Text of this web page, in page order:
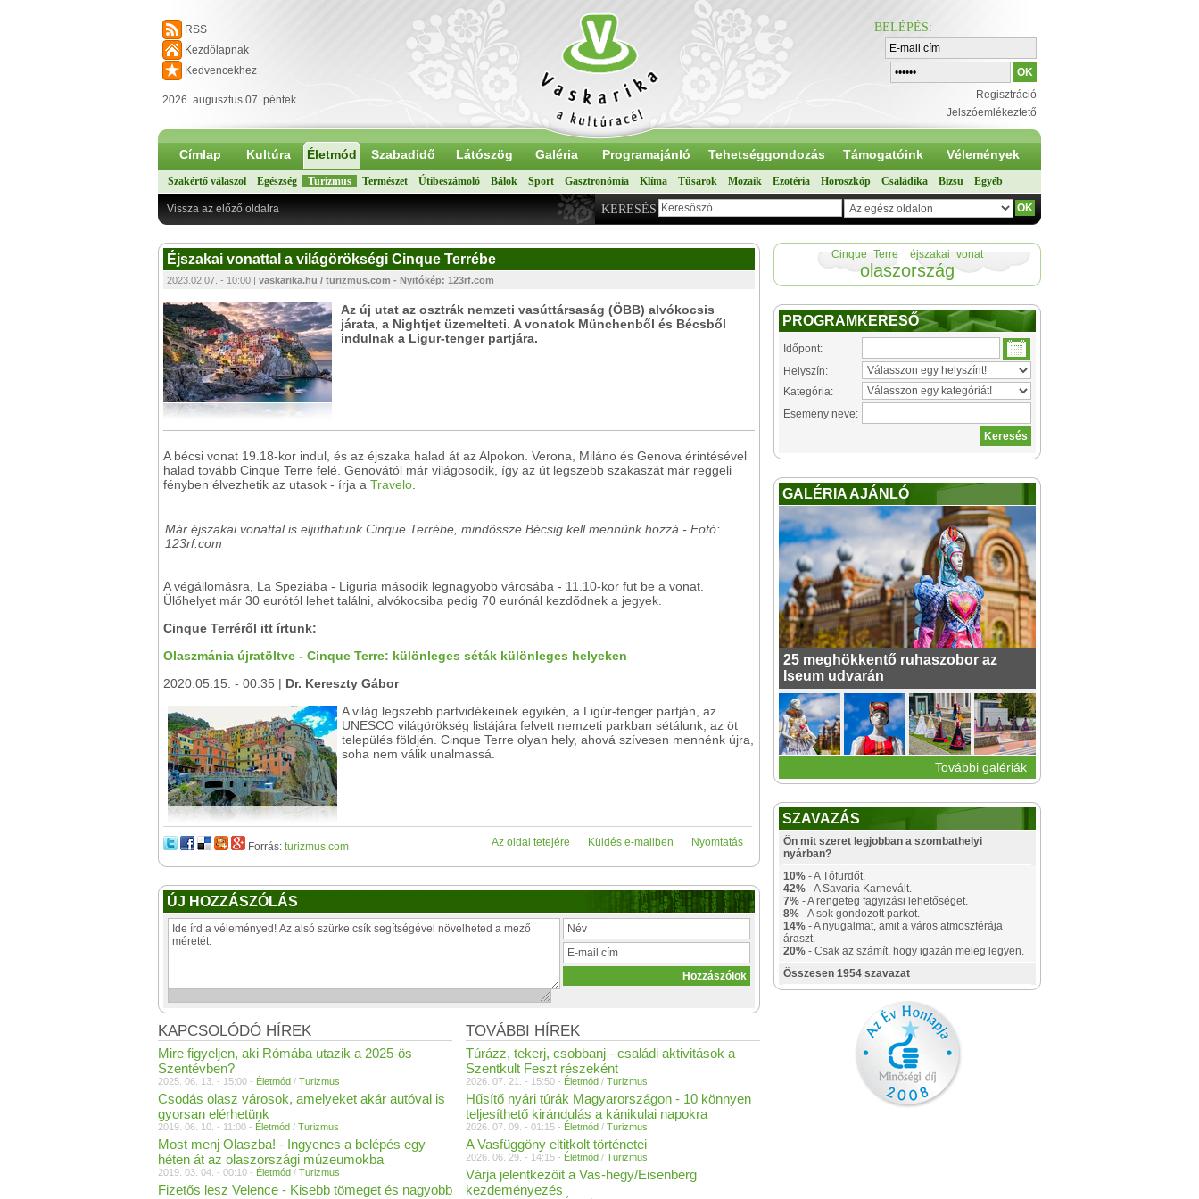
RSS
Kezdőlapnak
Kedvencekhez
2026. augusztus 07. péntek
BELÉPÉS:
Regisztráció
Jelszóemlékeztető
Címlap Kultúra Életmód Szabadidő Látószög Galéria Programajánló Tehetséggondozás Támogatóink Vélemények
Szakértő válaszol Egészség Turizmus Természet Útibeszámoló Bálok Sport Gasztronómia Klíma Tűsarok Mozaik Ezotéria Horoszkóp Családika Bizsu Egyéb
KERESÉS
Vissza az előző oldalra
Éjszakai vonattal a világörökségi Cinque Terrébe
2023.02.07. - 10:00 | vaskarika.hu / turizmus.com - Nyitókép: 123rf.com
Az új utat az osztrák nemzeti vasúttársaság (ÖBB) alvókocsis
járata, a Nightjet üzemelteti. A vonatok Münchenből és Bécsből
indulnak a Ligur-tenger partjára.
A bécsi vonat 19.18-kor indul, és az éjszaka halad át az Alpokon. Verona, Miláno és Genova érintésével
halad tovább Cinque Terre felé. Genovától már világosodik, így az út legszebb szakaszát már reggeli
fényben élvezhetik az utasok - írja a Travelo
Már éjszakai vonattal is eljuthatunk Cinque Terrébe, mindössze Bécsig kell mennünk hozzá - Fotó:
123rf.com
A végállomásra, La Speziába - Liguria második legnagyobb városába - 11.10-kor fut be a vonat.
Ülőhelyet már 30 eurótól lehet találni, alvókocsiba pedig 70 eurónál kezdődnek a jegyek.
Cinque Terréről itt írtunk:
Olaszmánia újratöltve - Cinque Terre: különleges séták különleges helyeken
2020.05.15. - 00:35 | Dr. Kereszty Gábor
A világ legszebb partvidékeinek egyikén, a Ligúr-tenger partján, az
UNESCO világörökség listájára felvett nemzeti parkban sétálunk, az öt
település földjén. Cinque Terre olyan hely, ahová szívesen mennénk újra,
soha nem válik unalmassá.
Nyomtatás
Küldés e-mailben
Az oldal tetejére
Forrás: turizmus.com
ÚJ HOZZÁSZÓLÁS
TOVÁBBI HÍREK
Túrázz, tekerj, csobbanj - családi aktivitások a
Szentkult Feszt részeként
2026. 07. 21. - 15:50 - Életmód / Turizmus
Hűsítő nyári túrák Magyarországon - 10 könnyen
teljesíthető kirándulás a kánikulai napokra
2026. 07. 09. - 01:15 - Életmód / Turizmus
A Vasfüggöny eltitkolt történetei
2026. 06. 29. - 14:15 - Életmód / Turizmus
Várja jelentkezőit a Vas-hegy/Eisenberg
kezdeményezés
KAPCSOLÓDÓ HÍREK
Mire figyeljen, aki Rómába utazik a 2025-ös
Szentévben?
2025. 06. 13. - 15:00 - Életmód / Turizmus
Csodás olasz városok, amelyeket akár autóval is
gyorsan elérhetünk
2019. 06. 10. - 11:00 - Életmód / Turizmus
Most menj Olaszba! - Ingyenes a belépés egy
héten át az olaszországi múzeumokba
2019. 03. 04. - 00:10 - Életmód / Turizmus
Fizetős lesz Velence - Kisebb tömeget és nagyobb
Cinque_Terre éjszakai_vonat
olaszország
PROGRAMKERESŐ
Időpont:
Helyszín:
Kategória:
Esemény neve:
GALÉRIA AJÁNLÓ
25 meghökkentő ruhaszobor az
Iseum udvarán
További galériák
SZAVAZÁS
Ön mit szeret legjobban a szombathelyi
nyárban?
10% - A Tófürdőt.
42% - A Savaria Karnevált.
7% - A rengeteg fagyizási lehetőséget.
8% - A sok gondozott parkot.
14% - A nyugalmat, amit a város atmoszférája
áraszt.
20% - Csak az számít, hogy igazán meleg legyen.
Összesen 1954 szavazat